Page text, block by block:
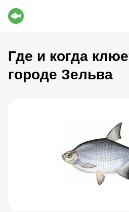
Где и когда
городе Зельва